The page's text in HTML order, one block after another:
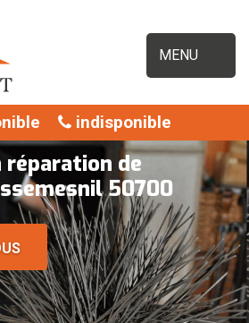
MENU
indisponible
réparation de
50700